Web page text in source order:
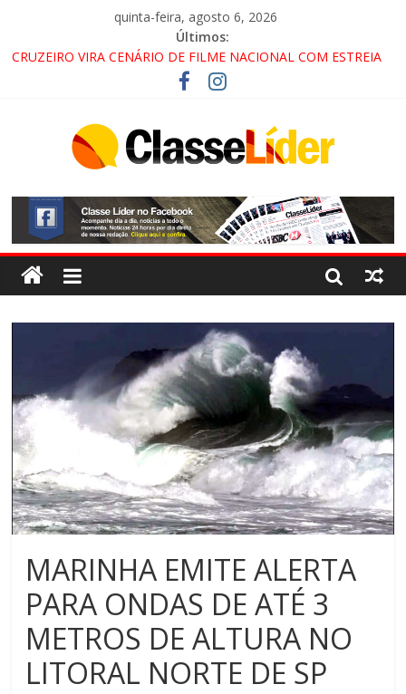
quinta-feira, agosto 6, 2026
Últimos:
CRUZEIRO VIRA CENÁRIO DE FILME NACIONAL COM ESTREIA
PROMOTOR DO GAECO
ACESSO À APARECIDA NA DUTRA SERÁ BLOQUEADO NO FIM
ALTERNATIVAS
LORENA, PINDAMONHANGABA E QUELUZ NA RETA FINAL
PELA FÁBRICA DA COCA-COLA!
MARINHA EMITE ALERTA
PARA ONDAS DE ATÉ 3
METROS DE ALTURA NO
LITORAL NORTE DE SP